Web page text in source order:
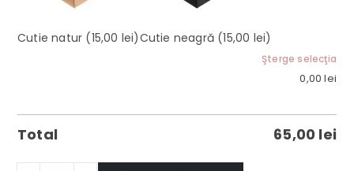
Cutie natur (15,00 lei)Cutie neagră (15,00 lei)
Şterge selecţia
0,00lei
Total 65,00 lei